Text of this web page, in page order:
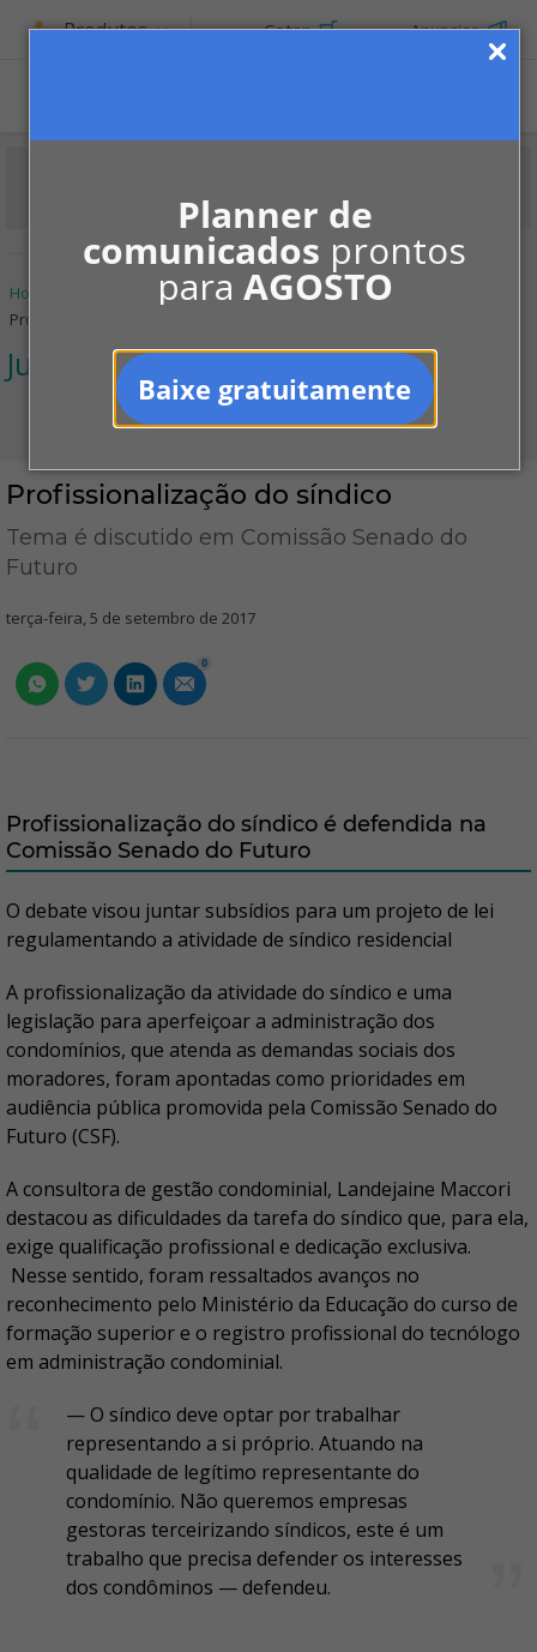
Planner de
comunicados prontos
para AGOSTO
Baixe gratuitamente
Produtos Cotar Anunciar
Home Notícias
Jurídico
Profissionalização do síndico
Jurídico
Profissionalização do síndico
Tema é discutido em Comissão Senado do
Futuro
terça-feira, 5 de setembro de 2017
0
Profissionalização do síndico é defendida na
Comissão Senado do Futuro
O debate visou juntar subsídios para um projeto de lei
regulamentando a atividade de síndico residencial
A profissionalização da atividade do síndico e uma
legislação para aperfeiçoar a administração dos
condomínios, que atenda as demandas sociais dos
moradores, foram apontadas como prioridades em
audiência pública promovida pela Comissão Senado do
Futuro (CSF).
A consultora de gestão condominial, Landejaine Maccori
destacou as dificuldades da tarefa do síndico que, para ela,
exige qualificação profissional e dedicação exclusiva.
Nesse sentido, foram ressaltados avanços no
reconhecimento pelo Ministério da Educação do curso de
formação superior e o registro profissional do tecnólogo
em administração condominial.
— O síndico deve optar por trabalhar
representando a si próprio. Atuando na
qualidade de legítimo representante do
condomínio. Não queremos empresas
gestoras terceirizando síndicos, este é um
trabalho que precisa defender os interesses
dos condôminos — defendeu.